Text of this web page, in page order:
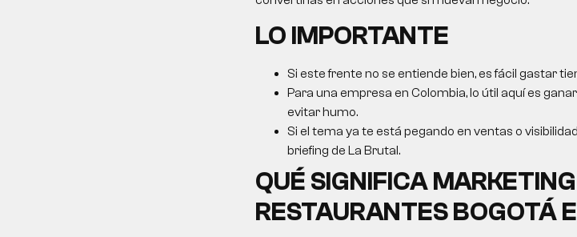
LO IMPORTANTE
Si este frente no se entiende bien, es fácil gastar
Para una empresa en Colombia, lo útil aquí es
evitar humo.
Si el tema ya te está pegando en ventas o
briefing de La Brutal.
QUÉ SIGNIFICA
RESTAURANTES BOGOTÁ